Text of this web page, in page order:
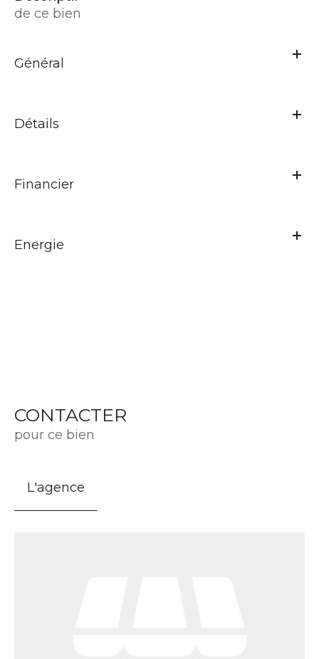
de ce bien
Général
Détails
Financier
Energie
CONTACTER
pour ce bien
L'agence